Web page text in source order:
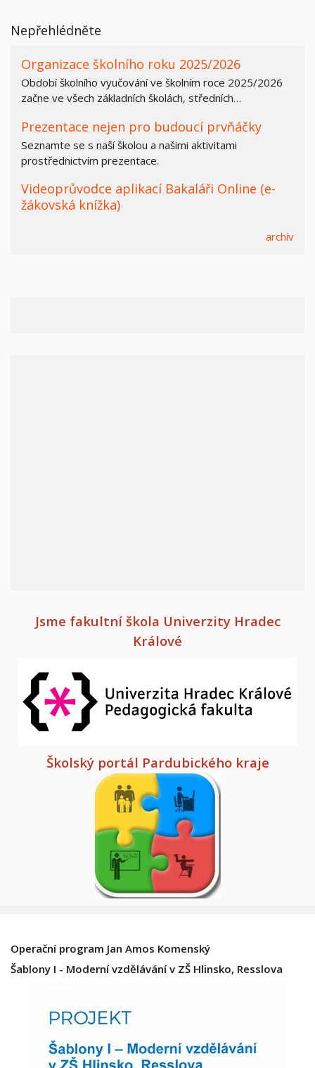
Nepřehlédněte
Organizace školního roku 2025/2026
Období školního vyučování ve školním roce 2025/2026
začne ve všech základních školách, středních…
Prezentace nejen pro budoucí prvňáčky
Seznamte se s naší školou a našimi aktivitami
prostřednictvím prezentace.
Videoprůvodce aplikací Bakaláři Online (e-
žákovská knížka)
archív
Jsme fakultní škola Univerzity Hradec
Králové
Školský portál Pardubického kraje
Operační program Jan Amos Komenský
Šablony I - Moderní vzdělávání v ZŠ Hlinsko, Resslova